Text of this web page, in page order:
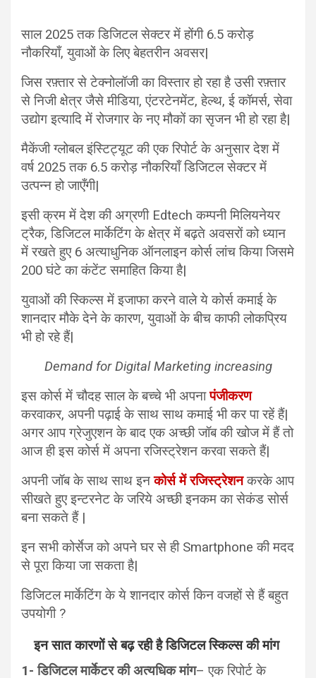
साल 2025 तक डिजिटल सेक्टर में होंगी 6.5 करोड़
नौकरियाँ, युवाओं के लिए बेहतरीन अवसर|
जिस रफ़्तार से टेक्नोलॉजी का विस्तार हो रहा है उसी रफ़्तार
से निजी क्षेत्र जैसे मीडिया, एंटरटेनमेंट, हेल्थ, ई कॉमर्स, सेवा
उद्योग इत्यादि में रोजगार के नए मौकों का सृजन भी हो रहा है|
मैकेंजी ग्लोबल इंस्टिट्यूट की एक रिपोर्ट के अनुसार देश में
वर्ष 2025 तक 6.5 करोड़ नौकरियाँ डिजिटल सेक्टर में
उत्पन्न हो जाएँगी|
इसी क्रम में देश की अग्रणी Edtech कम्पनी मिलियनेयर
ट्रैक, डिजिटल मार्केटिंग के क्षेत्र में बढ़ते अवसरों को ध्यान
में रखते हुए 6 अत्याधुनिक ऑनलाइन कोर्स लांच किया जिसमे
200 घंटे का कंटेंट समाहित किया है|
युवाओं की स्किल्स में इजाफा करने वाले ये कोर्स कमाई के
शानदार मौके देने के कारण, युवाओं के बीच काफी लोकप्रिय
भी हो रहे हैं|
Demand for Digital Marketing increasing
इस कोर्स में चौदह साल के बच्चे भी अपनापंजीकरण
करवाकर, अपनी पढ़ाई के साथ साथ कमाई भी कर पा रहें हैं|
अगर आप ग्रेजुएशन के बाद एक अच्छी जॉब की खोज में हैं तो
आज ही इस कोर्स में अपना रजिस्ट्रेशन करवा सकते हैं|
अपनी जॉब के साथ साथ इनकोर्स में रजिस्ट्रेशनकरके आप
सीखते हुए इन्टरनेट के जरिये अच्छी इनकम का सेकंड सोर्स
बना सकते हैं |
इन सभी कोर्सेज को अपने घर से ही Smartphone की मदद
से पूरा किया जा सकता है|
डिजिटल मार्केटिंग के ये शानदार कोर्स किन वजहों से हैं बहुत
उपयोगी ?
इन सात कारणों से बढ़ रही है डिजिटल स्किल्स की मांग
1- डिजिटल मार्केटर की अत्यधिक मांग– एक रिपोर्ट के